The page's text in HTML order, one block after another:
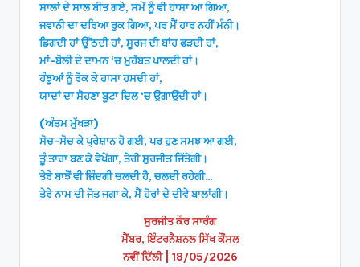
ਸਾਲਾਂ ਦੇ ਸਾਲ ਬੀਤ ਗਏ, ਸਮੇਂ ਨੂੰ ਵੀ ਹਾਸਾ ਆ ਗਿਆ,
ਜਵਾਨੀ ਦਾ ਦਰਿਆ ਰੁਕ ਗਿਆ, ਪਰ ਮੈਂ ਹਾਰ ਨਹੀਂ ਮੰਨੀ।
ਡਿਗਦੀ ਹਾਂ ਉੱਠਦੀ ਹਾਂ, ਸੂਰਜ ਦੀ ਬਾਂਹ ਫੜਦੀ ਹਾਂ,
ਮਾਂ-ਬੋਲੀ ਦੇ ਦਾਮਨ ‘ਚ ਮੁਹੱਬਤ ਪਾਲਦੀ ਹਾਂ।
ਹੰਝੂਆਂ ਨੂੰ ਰੋਕ ਕੇ ਹਾਸਾ ਹਸਦੀ ਹਾਂ,
ਯਾਦਾਂ ਦਾ ਸੋਹਣਾ ਬੂਟਾ ਦਿਲ ‘ਚ ਉਗਾਉਂਦੀ ਹਾਂ।
(ਅੰਤਮ ਮੁੱਖੜਾ)
ਸੋਚ-ਸੋਚ ਕੇ ਪ੍ਰੇਸ਼ਾਨ ਹੋ ਗਈ, ਪਰ ਹੁਣ ਸਮਝ ਆ ਗਈ,
ਤੂੰ ਤਾਰਾ ਬਣ ਕੇ ਵੇਖੇਂਗਾ, ਤੇਰੀ ਸੁਰਜੀਤ ਜਿੱਤੇਗੀ।
ਤੇਰੇ ਬਾਝੋਂ ਵੀ ਜ਼ਿੰਦਗੀ ਚਲਦੀ ਹੈ, ਚਲਦੀ ਰਹੇਗੀ…
ਤੇਰੇ ਨਾਮ ਦੀ ਜੋਤ ਜਗਾ ਕੇ, ਮੈਂ ਹੋਰਾਂ ਦੇ ਦੀਵੇ ਬਾਲਾਂਗੀ।
ਸੁਰਜੀਤ ਕੌਰ ਸਾਰੰਗ
ਮੈਂਬਰ, ਇੰਟਰਨੈਸ਼ਨਲ ਸਿੱਖ ਕੌਂਸਲ
ਨਵੀਂ ਦਿੱਲੀ | 18/05/2026